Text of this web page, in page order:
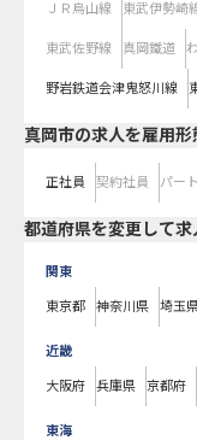
ＪＲ烏山線 東武伊勢崎
東武佐野線 真岡鐵道
野岩鉄道会津鬼怒川線
真岡市の求人を雇用
正社員 契約社員 パー
都道府県を変更して求
関東
東京都 神奈川県 埼玉
近畿
大阪府 兵庫県 京都府
東海